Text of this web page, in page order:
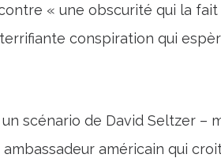
« une obscurité qui la
conspiration qui
scénario de David Seltzer –
américain qui